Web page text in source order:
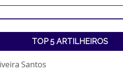
TOP 5 ARTILHEIROS
Santos